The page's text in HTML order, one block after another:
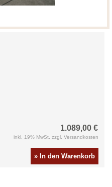
1.089,00 €
inkl. 19% MwSt, zzgl. Versandkosten
» In den Warenkorb